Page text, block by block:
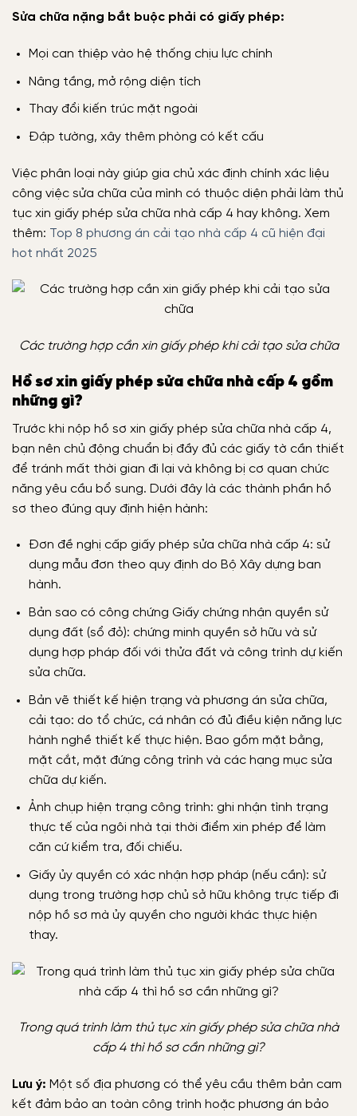
Sửa chữa nặng bắt buộc phải có giấy phép:
Mọi can thiệp vào hệ thống chịu lực chính
Nâng tầng, mở rộng diện tích
Thay đổi kiến trúc mặt ngoài
Đập tường, xây thêm phòng có kết cấu
Việc phân loại này giúp gia chủ xác định chính xác liệu
công việc sửa chữa của mình có thuộc diện phải làm thủ
tục xin giấy phép sửa chữa nhà cấp 4 hay không. Xem
thêm: Top 8 phương án cải tạo nhà cấp 4 cũ hiện đại
hot nhất 2025
Các trường hợp cần xin giấy phép khi cải tạo sửa chữa
Hồ sơ xin giấy phép sửa chữa nhà cấp 4 gồm
những gì?
Trước khi nộp hồ sơ xin giấy phép sửa chữa nhà cấp 4,
bạn nên chủ động chuẩn bị đầy đủ các giấy tờ cần thiết
để tránh mất thời gian đi lại và không bị cơ quan chức
năng yêu cầu bổ sung. Dưới đây là các thành phần hồ
sơ theo đúng quy định hiện hành:
Đơn đề nghị cấp giấy phép sửa chữa nhà cấp 4: sử
dụng mẫu đơn theo quy định do Bộ Xây dựng ban
hành.
Bản sao có công chứng Giấy chứng nhận quyền sử
dụng đất (sổ đỏ): chứng minh quyền sở hữu và sử
dụng hợp pháp đối với thửa đất và công trình dự kiến
sửa chữa.
Bản vẽ thiết kế hiện trạng và phương án sửa chữa,
cải tạo: do tổ chức, cá nhân có đủ điều kiện năng lực
hành nghề thiết kế thực hiện. Bao gồm mặt bằng,
mặt cắt, mặt đứng công trình và các hạng mục sửa
chữa dự kiến.
Ảnh chụp hiện trạng công trình: ghi nhận tình trạng
thực tế của ngôi nhà tại thời điểm xin phép để làm
căn cứ kiểm tra, đối chiếu.
Giấy ủy quyền có xác nhận hợp pháp (nếu cần): sử
dụng trong trường hợp chủ sở hữu không trực tiếp đi
nộp hồ sơ mà ủy quyền cho người khác thực hiện
thay.
Trong quá trình làm thủ tục xin giấy phép sửa chữa nhà
cấp 4 thì hồ sơ cần những gì?
Lưu ý: Một số địa phương có thể yêu cầu thêm bản cam
kết đảm bảo an toàn công trình hoặc phương án bảo